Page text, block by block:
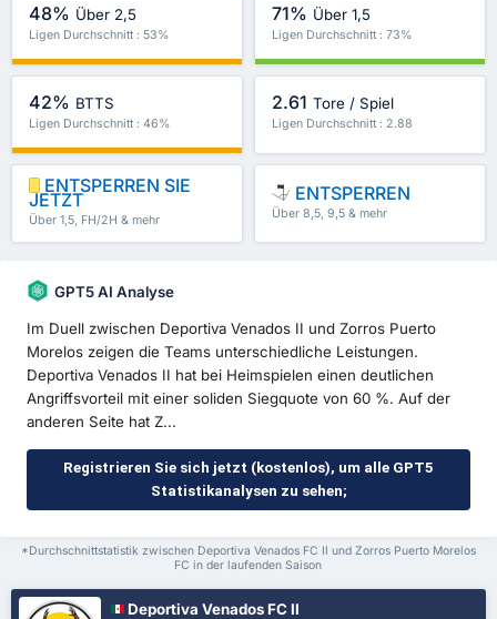
48% Über 2,5
Ligen Durchschnitt : 53%
71% Über 1,5
Ligen Durchschnitt : 73%
42% BTTS
Ligen Durchschnitt : 46%
2.61 Tore / Spiel
Ligen Durchschnitt : 2.88
ENTSPERREN SIE
JETZT
Über 1,5, FH/2H & mehr
ENTSPERREN
Über 8,5, 9,5 & mehr
GPT5 AI Analyse
Im Duell zwischen Deportiva Venados II und Zorros Puerto
Morelos zeigen die Teams unterschiedliche Leistungen.
Deportiva Venados II hat bei Heimspielen einen deutlichen
Angriffsvorteil mit einer soliden Siegquote von 60 %. Auf der
anderen Seite hat Z...
Registrieren Sie sich jetzt (kostenlos), um alle GPT5
Statistikanalysen zu sehen;
*Durchschnittstatistik zwischen Deportiva Venados FC II und Zorros Puerto Morelos
FC in der laufenden Saison
Deportiva Venados FC II